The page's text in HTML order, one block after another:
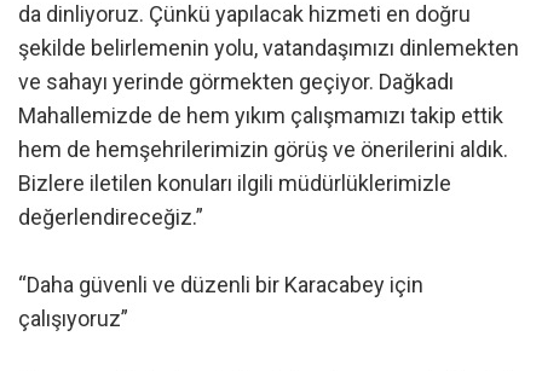
da dinliyoruz. Çünkü yapılacak hizmeti en doğru
şekilde belirlemenin yolu, vatandaşımızı dinlemekten
ve sahayı yerinde görmekten geçiyor. Dağkadı
Mahallemizde de hem yıkım çalışmamızı takip ettik
hem de hemşehrilerimizin görüş ve önerilerini aldık.
Bizlere iletilen konuları ilgili müdürlüklerimizle
değerlendireceğiz.”
“Daha güvenli ve düzenli bir Karacabey için
çalışıyoruz”